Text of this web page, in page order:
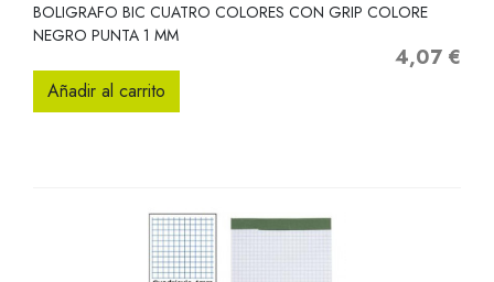
BOLIGRAFO BIC CUATRO COLORES CON GRIP COLORE
NEGRO PUNTA 1 MM
Precio
4,07 €
Añadir al carrito